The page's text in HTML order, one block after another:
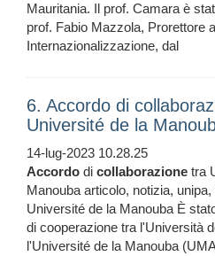
Mauritania. Il prof. Camara è
prof. Fabio Mazzola, Prorettore
Internazionalizzazione, dal
6. Accordo di
Université de la
14-lug-2023 10.28.25
Accordo di collaborazione tra
Manouba articolo, notizia,
Université de la Manouba È
di cooperazione tra l'Università
l'Université de la Manouba